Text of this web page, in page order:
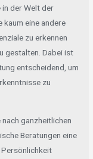
der Welt der
kaum eine andere
zu erkennen
gestalten. Dabei ist
entscheidend, um
zu
ganzheitlichen
Beratungen eine